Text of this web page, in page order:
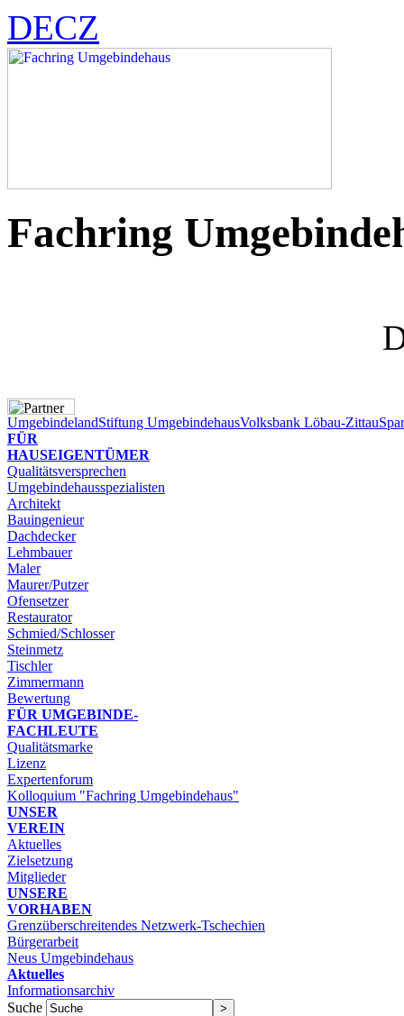
DECZ
Fachring
UmgebindelandStiftung UmgebindehausVolksbank Löbau-Zittau
FÜR
HAUSEIGENTÜMER
Qualitätsversprechen
Umgebindehausspezialisten
Architekt
Bauingenieur
Dachdecker
Lehmbauer
Maler
Maurer/Putzer
Ofensetzer
Restaurator
Schmied/Schlosser
Steinmetz
Tischler
Zimmermann
Bewertung
FÜR UMGEBINDE-​
FACHLEUTE
Qualitätsmarke
Lizenz
Expertenforum
Kolloquium "Fachring Umgebindehaus"
UNSER
VEREIN
Aktuelles
Zielsetzung
Mitglieder
UNSERE
VORHABEN
Grenzüberschreitendes Netzwerk-Tschechien
Bürgerarbeit
Neus Umgebindehaus
Aktuelles
Informationsarchiv
Suche